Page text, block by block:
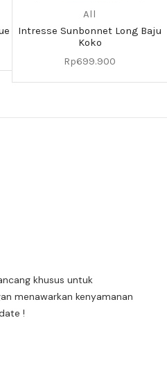
All
Intresse Sunbonnet Long Baju
Koko
Rp699.900
khusus untuk
menawarkan kenyamanan
!